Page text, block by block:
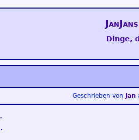
Dinge,
Geschrieben von Jan